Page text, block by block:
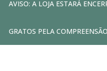
AVISO: A LOJA ESTARÁ
GRATOS PELA